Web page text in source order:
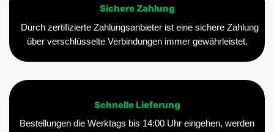
Sichere Zahlung
Durch zertifizierte Zahlungsanbieter ist eine sichere Zahlung
über verschlüsselte Verbindungen immer gewährleistet.
Schnelle Lieferung
Bestellungen die Werktags bis 14:00 Uhr eingehen, werden